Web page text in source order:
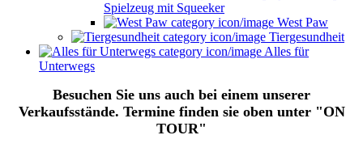
Spielzeug mit Squeeker
West Paw
Tiergesundheit
Alles für
Unterwegs
Besuchen Sie uns auch bei einem unserer
Verkaufsstände. Termine finden sie oben unter "ON
TOUR"